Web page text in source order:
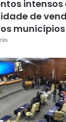
intensos
de